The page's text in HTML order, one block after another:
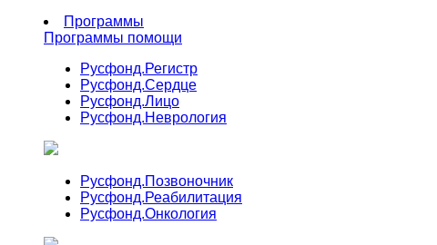
Программы
Программы помощи
Русфонд.Регистр
Русфонд.Сердце
Русфонд.Лицо
Русфонд.Неврология
Русфонд.Позвоночник
Русфонд.Реабилитация
Русфонд.Онкология